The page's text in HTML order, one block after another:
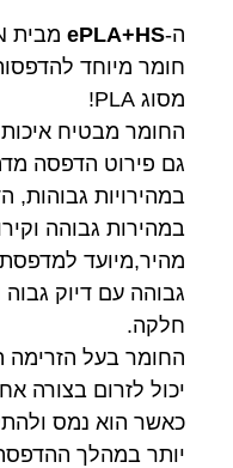
ה-ePLA+HS
חומר מיוחד
מסוג PLA!
החומר מבטיח
גם פירוט הדפסה
במהירויות גבוהות,
במהירות גבוהה
מהיר,מיועד
גבוהה עם דיוק
חלקה.
החומר בעל הזרימה
יכול לזרום בצורה
כאשר הוא נמס
יותר במהלך